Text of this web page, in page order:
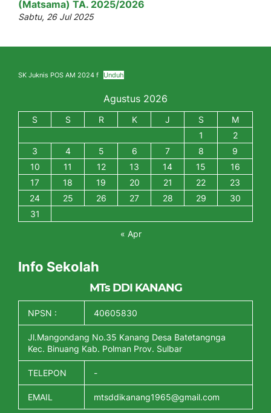
(Matsama) TA. 2025/2026
Sabtu, 26 Jul 2025
SK Juknis POS AM 2024 f Unduh
Agustus 2026
S S R K J S
M
1
2
3
4 5 6 7 8
9
10
11 12 13 14 15
16
17
18 19 20 21 22
23
24
25 26 27 28 29
30
31
« Apr
Info Sekolah
MTs DDI KANANG
NPSN : 40605830
Jl.Mangondang No.35 Kanang Desa Batetangnga
Kec. Binuang Kab. Polman Prov. Sulbar
TELEPON -
EMAIL mtsddikanang1965@gmail.com